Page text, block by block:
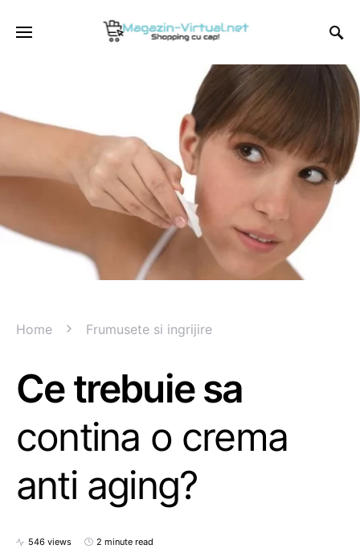
Home Frumusete si ingrijire
Ce trebuie sa
contina o crema
anti aging?
546 views 2 minute read